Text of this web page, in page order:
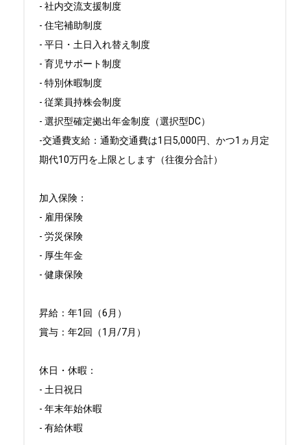
- 社内交流支援制度
- 住宅補助制度
- 平日・土日入れ替え制度
- 育児サポート制度
- 特別休暇制度
- 従業員持株会制度
- 選択型確定拠出年金制度（選択型DC）
-交通費支給：通勤交通費は1日5,000円、かつ1ヵ月定
期代10万円を上限とします（往復分合計）
加入保険：
- 雇用保険
- 労災保険
- 厚生年金
- 健康保険
昇給：年1回（6月）
賞与：年2回（1月/7月）
休日・休暇：
- 土日祝日
- 年末年始休暇
- 有給休暇